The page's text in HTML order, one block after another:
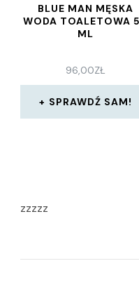
BLUE MAN MĘSKA
WODA TOALETOWA
ML
96,00ZŁ
SPRAWDŹ SAM!
zzzzz